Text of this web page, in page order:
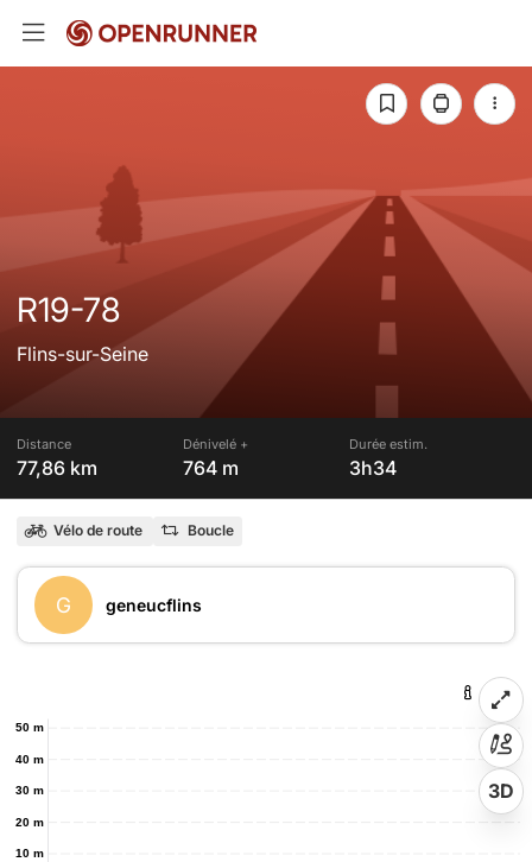
R19-78
Flins-sur-Seine
Distance
77,86 km
Dénivelé +
764 m
Durée estim.
3h34
Vélo de route Boucle
G geneucflins
10 m
20 m
30 m
40 m
50 m
3D